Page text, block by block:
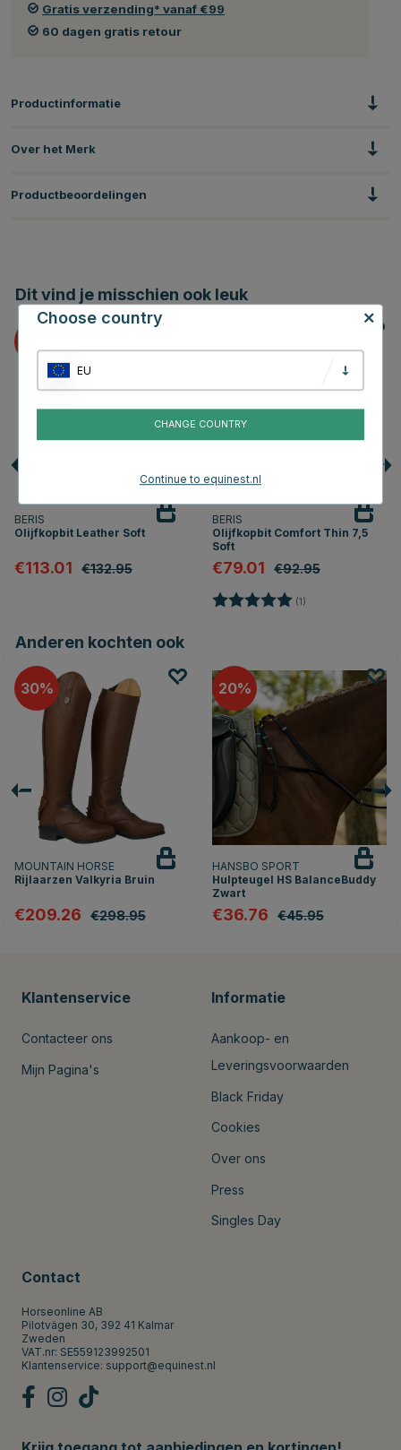
Gratis verzending* vanaf €99
60 dagen gratis retour
Productinformatie
Over het Merk
Productbeoordelingen
Dit vind je misschien ook leuk
BERIS
Olijfkopbit Leather Soft
€113.01 €132.95
BERIS
Olijfkopbit Comfort Thin 7,5
Soft
€79.01 €92.95
Beoordeling: (1)
Anderen kochten ook
30
MOUNTAIN HORSE
Rijlaarzen Valkyria Bruin
€209.26 €298.95
20
HANSBO SPORT
Hulpteugel HS BalanceBuddy
Zwart
€36.76 €45.95
Klantenservice
Contacteer ons
Mijn Pagina's
Informatie
Aankoop- en
Leveringsvoorwaarden
Black Friday
Cookies
Over ons
Press
Singles Day
Contact
Horseonline AB
Pilotvägen 30, 392 41 Kalmar
Zweden
VAT.nr: SE559123992501
Klantenservice: support@equinest.nl
Choose country
EU
CHANGE COUNTRY
Continue to equinest.nl